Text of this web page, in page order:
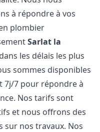
à répondre à vos
plombier
Sarlat la
dans les délais les plus
sommes disponibles
7j/7 pour répondre à
Nos tarifs sont
et nous offrons des
sur nos travaux. Nos